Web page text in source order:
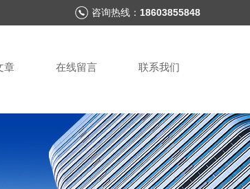
咨询热线： 18603855848
章 在线留言 联系我们